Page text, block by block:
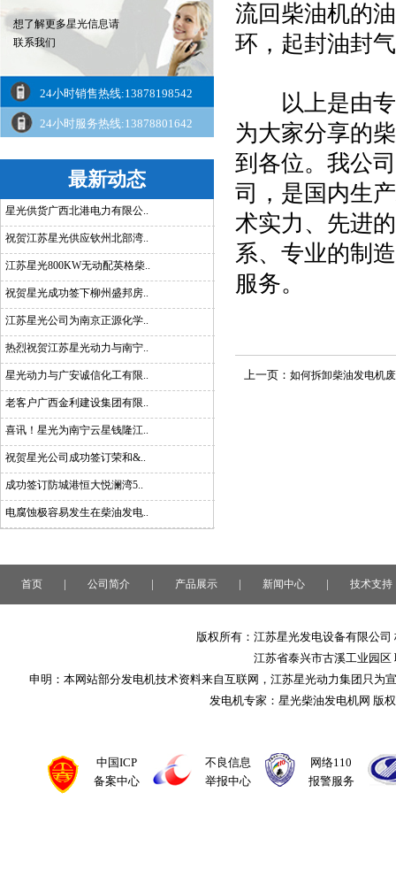
想了解更多星光信息请
联系我们
24小时销售热线:13878198542
24小时服务热线:13878801642
最新动态
星光供货广西北港电力有限公..
祝贺江苏星光供应钦州北部湾..
江苏星光800KW无动配英格柴..
祝贺星光成功签下柳州盛邦房..
江苏星光公司为南京正源化学..
热烈祝贺江苏星光动力与南宁..
星光动力与广安诚信化工有限..
老客户广西金利建设集团有限..
喜讯！星光为南宁云星钱隆江..
祝贺星光公司成功签订荣和&..
成功签订防城港恒大悦澜湾5..
电腐蚀极容易发生在柴油发电..
流回柴油机的
环，起封油封
以上是由专
为大家分享的
到各位。我公
司，是国内生产
术实力、先进
系、专业的制
服务。
上一页： 如何拆卸柴油发电机
首页 | 公司简介 | 产品展示 | 新闻中心 | 技术支持
版权所有：江苏星光发电设备有限公司
江苏省泰兴市古溪工业园
申明：本网站部分发电机技术资料来自互联网，江苏星光动力集团只为
发电机专家：星光柴油发电机网 版
中国ICP
备案中心
不良信息
举报中心
网络110
报警服务